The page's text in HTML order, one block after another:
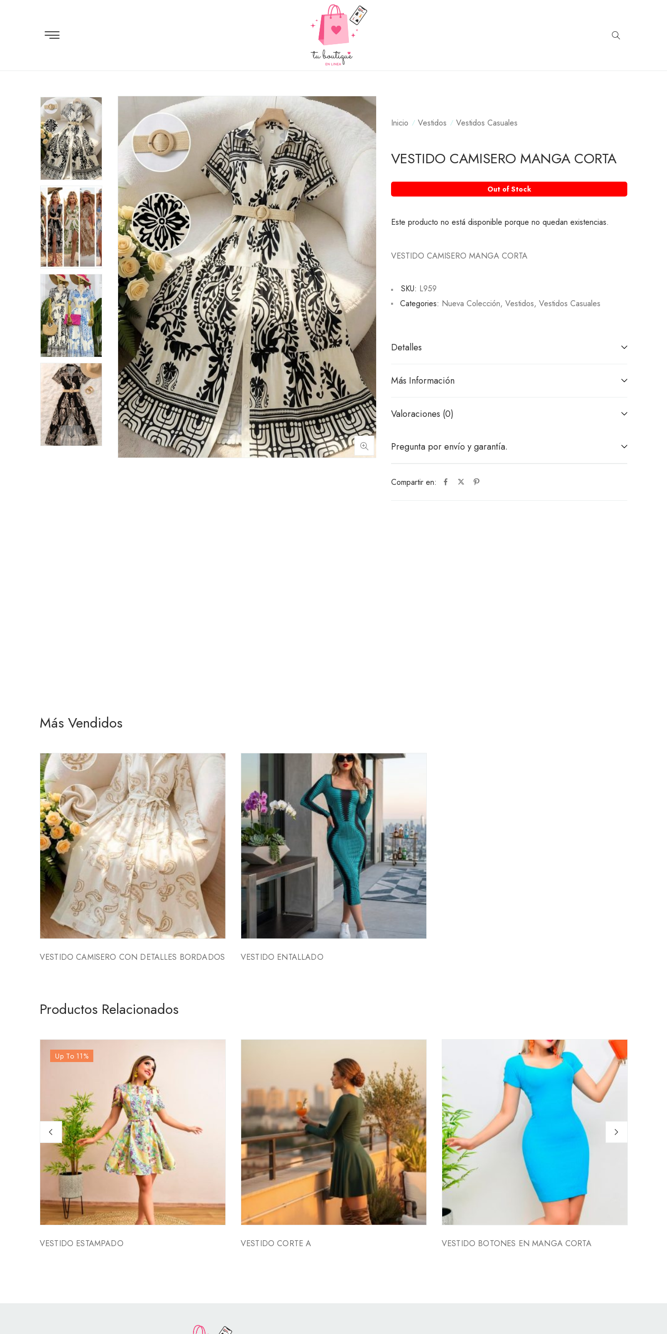
Inicio Vestidos Vestidos Casuales
VESTIDO CAMISERO MANGA CORTA
Out of Stock
Este producto no está disponible porque no quedan existencias.
VESTIDO CAMISERO MANGA CORTA
Compartir en:
SKU: L959
Categories: Nueva Colección,Vestidos,Vestidos Casuales
Detalles
Más Información
Valoraciones (0)
Pregunta por envío y garantía.
Más Vendidos
VESTIDO CAMISERO CON DETALLES BORDADOS VESTIDO ENTALLADO
Productos Relacionados
Up To 11 %
VESTIDO ESTAMPADO VESTIDO CORTE A VESTIDO BOTONES EN MANGA CORTA